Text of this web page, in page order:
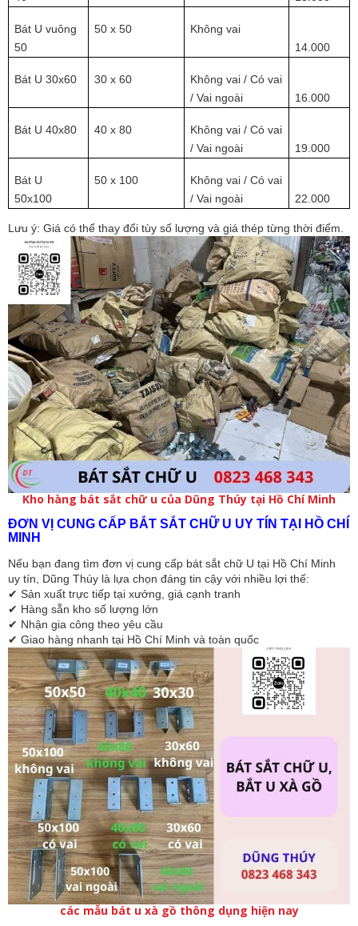
Bát U vuông
50
50 x 50
Không vai
14.000
Bát U 30x60 30 x 60
Không vai / Có vai
/ Vai ngoài
16.000
Bát U 40x80 40 x 80
Không vai / Có vai
/ Vai ngoài
19.000
Bát U
50x100
50 x 100
Không vai / Có vai
/ Vai ngoài
22.000
Lưu ý: Giá có thể thay đổi tùy số lượng và giá thép từng thời điểm.
Kho hàng bát sắt chữ u của Dũng Thúy tại Hồ Chí Minh
ĐƠN VỊ CUNG CẤP BẮT SẮT CHỮ U UY TÍN TẠI HỒ CHÍ
MINH
Nếu bạn đang tìm đơn vị cung cấp bát sắt chữ U tại Hồ Chí Minh
uy tín, Dũng Thúy là lựa chọn đáng tin cậy với nhiều lợi thế:
✔ Sản xuất trực tiếp tại xưởng, giá cạnh tranh
✔ Hàng sẵn kho số lượng lớn
✔ Nhận gia công theo yêu cầu
✔ Giao hàng nhanh tại Hồ Chí Minh và toàn quốc
các mẫu bát u xà gồ thông dụng hiện nay